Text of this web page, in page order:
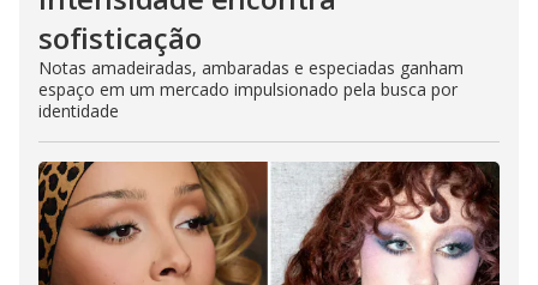
sofisticação
Notas amadeiradas, ambaradas e especiadas ganham
espaço em um mercado impulsionado pela busca por
identidade